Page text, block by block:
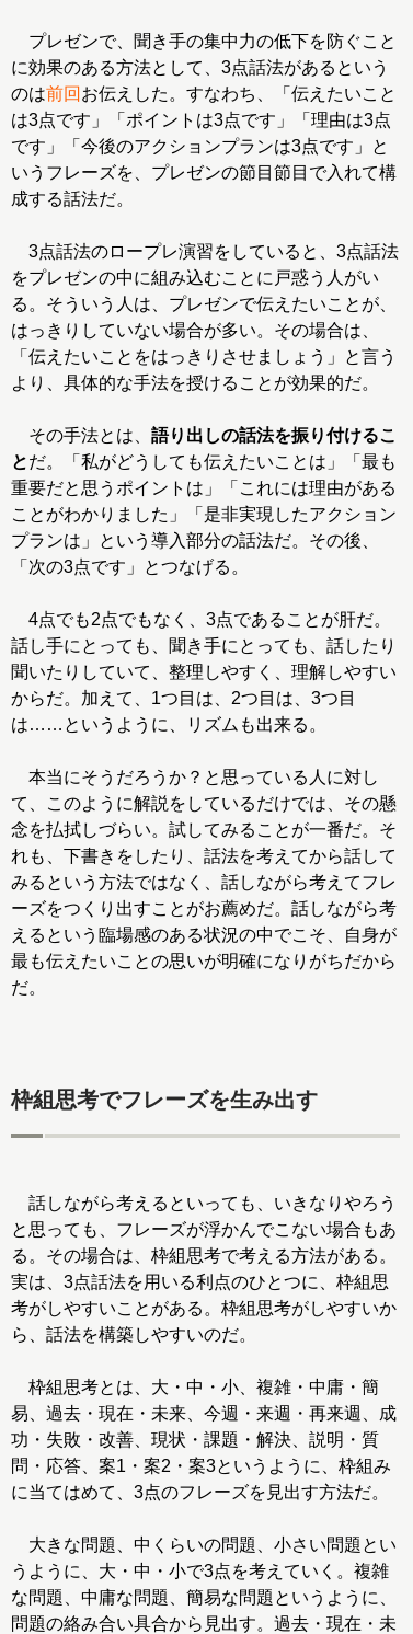
プレゼンで、聞き手の集中力の低下を防ぐこと
に効果のある方法として、3点話法があるという
のは前回 お伝えした。すなわち、「伝えたいこと
は3点です」「ポイントは3点です」「理由は3点
です」「今後のアクションプランは3点です」と
いうフレーズを、プレゼンの節目節目で入れて構
成する話法だ。
3点話法のロープレ演習をしていると、3点話法
をプレゼンの中に組み込むことに戸惑う人がい
る。そういう人は、プレゼンで伝えたいことが、
はっきりしていない場合が多い。その場合は、
「伝えたいことをはっきりさせましょう」と言う
より、具体的な手法を授けることが効果的だ。
その手法とは、 語り出しの話法を振り付けるこ
とだ。「私がどうしても伝えたいことは」「最も
重要だと思うポイントは」「これには理由がある
ことがわかりました」「是非実現したアクション
プランは」という導入部分の話法だ。その後、
「次の3点です」とつなげる。
4点でも2点でもなく、3点であることが肝だ。
話し手にとっても、聞き手にとっても、話したり
聞いたりしていて、整理しやすく、理解しやすい
からだ。加えて、1つ目は、2つ目は、3つ目
は……というように、リズムも出来る。
本当にそうだろうか？と思っている人に対し
て、このように解説をしているだけでは、その懸
念を払拭しづらい。試してみることが一番だ。そ
れも、下書きをしたり、話法を考えてから話して
みるという方法ではなく、話しながら考えてフレ
ーズをつくり出すことがお薦めだ。話しながら考
えるという臨場感のある状況の中でこそ、自身が
最も伝えたいことの思いが明確になりがちだから
だ。
枠組思考でフレーズを生み出す
話しながら考えるといっても、いきなりやろう
と思っても、フレーズが浮かんでこない場合もあ
る。その場合は、枠組思考で考える方法がある。
実は、3点話法を用いる利点のひとつに、枠組思
考がしやすいことがある。枠組思考がしやすいか
ら、話法を構築しやすいのだ。
枠組思考とは、大・中・小、複雑・中庸・簡
易、過去・現在・未来、今週・来週・再来週、成
功・失敗・改善、現状・課題・解決、説明・質
問・応答、案1・案2・案3というように、枠組み
に当てはめて、3点のフレーズを見出す方法だ。
大きな問題、中くらいの問題、小さい問題とい
うように、大・中・小で3点を考えていく。複雑
な問題、中庸な問題、簡易な問題というように、
問題の絡み合い具合から見出す。過去・現在・未